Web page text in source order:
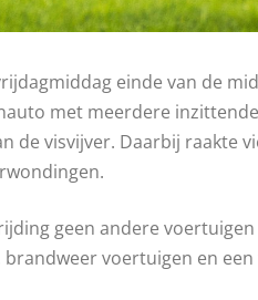
einde van de
met meerdere
de visvijver. Daarbij raakte
geen andere
voertuigen en